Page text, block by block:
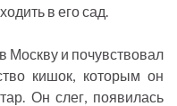
в его сад.
Москву и почувствовал
кишок, которым он
Он слег, появилась